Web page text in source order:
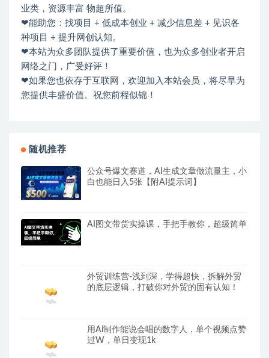
业类，资源丰富 物超所值。
❤能助您：找项目 + 低成本创业 + 减少信息差 + 见识各
种项目 + 提升网创认知。
❤本站为众多团队提供了重要价值，也为众多创业者开启
网络之门，广受好评！
❤如果您也依存于互联网，欢迎加入本站会员，将尽早为
您提供丰盛价值。祝您前程似锦！
随机推荐
公众号爆文赛道，AI生成文章做流量主，小
白也能日入5张【附AI提示词】
AI图文带货实操课，手把手教你，超级简单
外贸训练营-浅到深，学得超快，拆解外贸
的底层逻辑，打破你对外贸的固有认知！
用Ai制作能说会唱的数字人，单个视频点赞
过W，单日变现1k